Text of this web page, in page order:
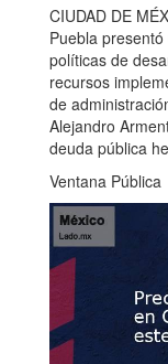
CIUDAD DE
Puebla
políticas de
recursos
de
Alejandro
deuda pública
Ventana Pública